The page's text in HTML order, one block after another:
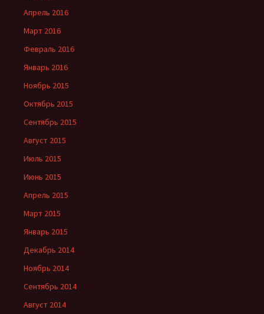
Апрель 2016
Март 2016
Февраль 2016
Январь 2016
Ноябрь 2015
Октябрь 2015
Сентябрь 2015
Август 2015
Июль 2015
Июнь 2015
Апрель 2015
Март 2015
Январь 2015
Декабрь 2014
Ноябрь 2014
Сентябрь 2014
Август 2014